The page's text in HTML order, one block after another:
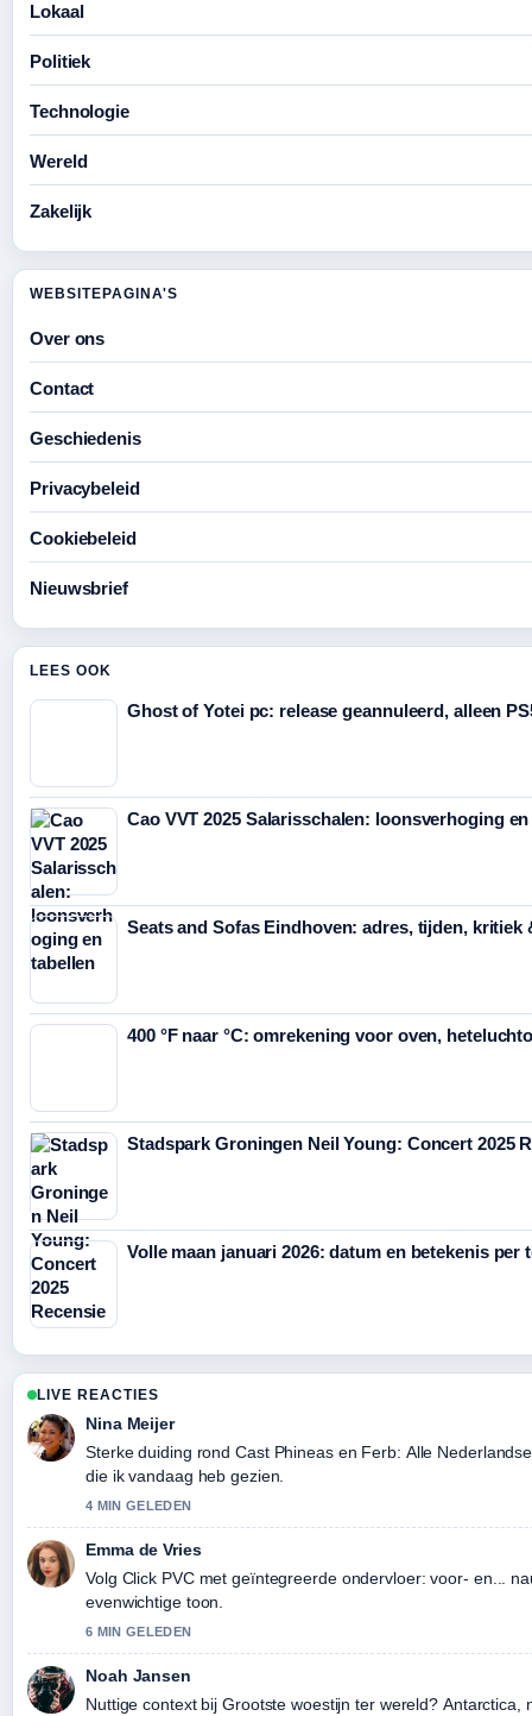
Lokaal
Politiek
Technologie
Wereld
Zakelijk
WEBSITEPAGINA'S
Over ons
Contact
Geschiedenis
Privacybeleid
Cookiebeleid
Nieuwsbrief
LEES OOK
Ghost of Yotei pc: release geannuleerd, alleen
Cao VVT 2025 Salarisschalen: loonsverhoging
Seats and Sofas Eindhoven: adres, tijden, kritiek
400 °F naar °C: omrekening voor oven,
Stadspark Groningen Neil Young: Concert 2025
Volle maan januari 2026: datum en betekenis per
LIVE REACTIES
Nina Meijer
Sterke duiding rond Cast Phineas en Ferb: Alle
die ik vandaag heb gezien.
4 MIN GELEDEN
Emma de Vries
Volg Click PVC met geïntegreerde ondervloer: voor- en...
evenwichtige toon.
6 MIN GELEDEN
Noah Jansen
Nuttige context bij Grootste woestijn ter wereld?